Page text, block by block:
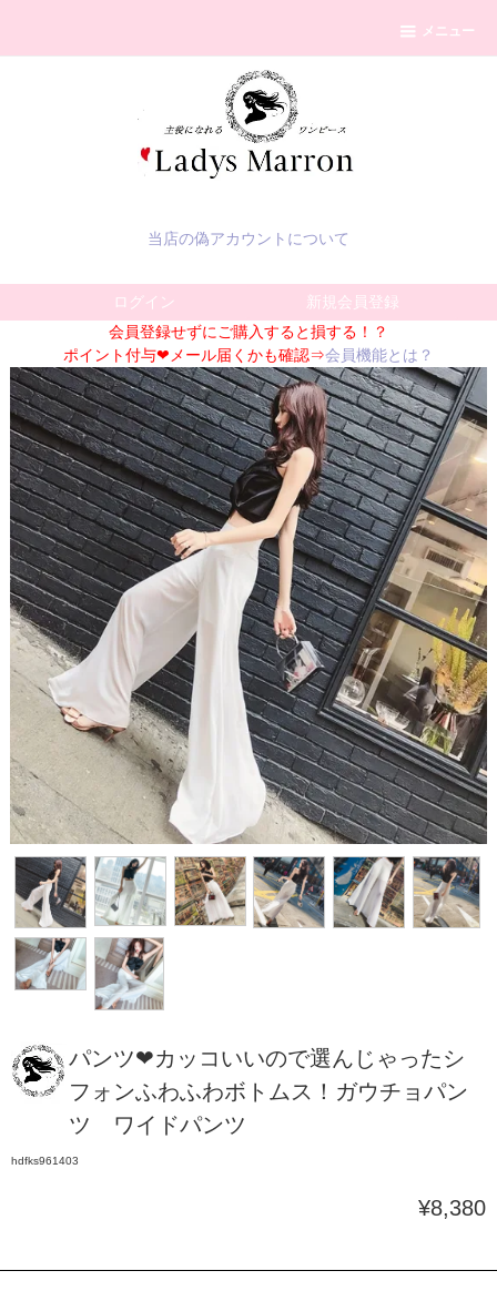
メニュー
当店の偽アカウントについて
ログイン
新規会員登録
会員登録せずにご購入すると損する！？
ポイント付与❤メール届くかも確認⇒会員機能とは？
パンツ❤カッコいいので選んじゃったシ
フォンふわふわボトムス！ガウチョパン
ツ ワイドパンツ
hdfks961403
¥8,380